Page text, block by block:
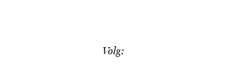
Volg: